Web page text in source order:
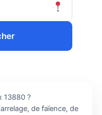
13880 ?
de faïence, de